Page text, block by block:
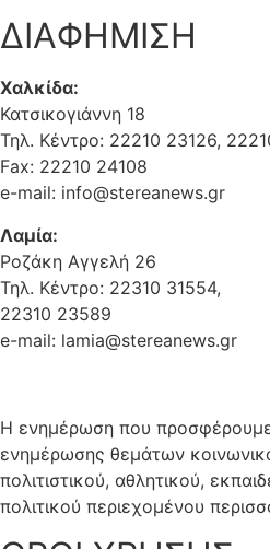
ΔΙΑΦΗΜΙΣΗ
Χαλκίδα:
Κατσικογιάννη 18
Τηλ. Κέντρο: 22210 23126,
Fax: 22210 24108
e-mail: info@stereanews.gr
Λαμία:
Ροζάκη Αγγελή 26
Τηλ. Κέντρο: 22310 31554,
22310 23589
e-mail: lamia@stereanews.gr
Η ενημέρωση που προσφέρουμε
ενημέρωσης θεμάτων
πολιτιστικού, αθλητικού,
πολιτικού περιεχομένου